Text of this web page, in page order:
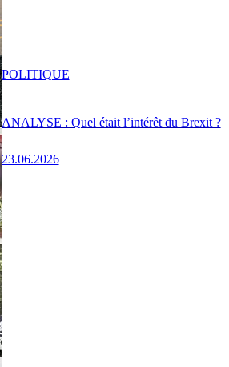
ANALYSE : Quel était l’intérêt du Brexit ?
23.06.2026
POLITIQUE